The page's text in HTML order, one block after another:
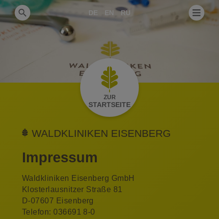
DE EN RU
ZUR
STARTSEITE
WALDKLINIKEN EISENBERG
Impressum
Waldkliniken Eisenberg GmbH
Klosterlausnitzer Straße 81
D-07607 Eisenberg
Telefon: 036691 8-0